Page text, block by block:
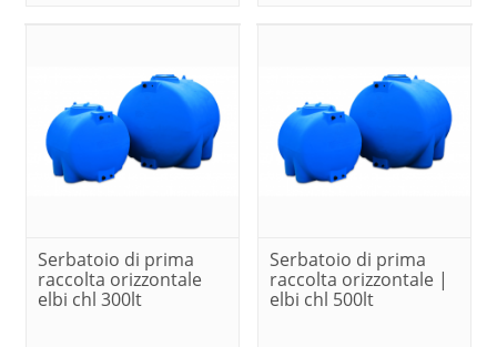
Serbatoio di prima
raccolta orizzontale
elbi chl 300lt
Serbatoio di prima
raccolta orizzontale |
elbi chl 500lt